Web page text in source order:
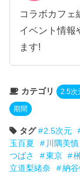
コラボカフェ
イベント情報
ます!
カテゴリ 2.5次
期間
タグ 2.5次元
玉百夏
川隅美慎
つばさ
東京
立道梨緒奈
納谷